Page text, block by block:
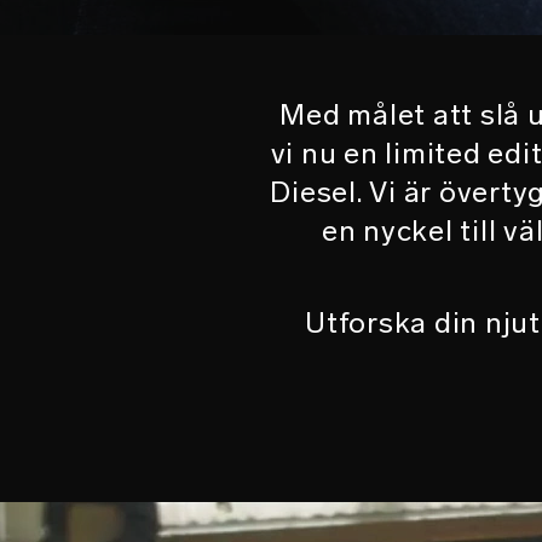
Med målet att slå
vi nu en limited
Diesel. Vi är
en nyckel till
Utforska din